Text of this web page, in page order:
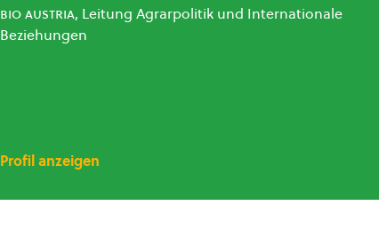
bio austria, Leitung Agrarpolitik und Internationale
Beziehungen
Profil anzeigen